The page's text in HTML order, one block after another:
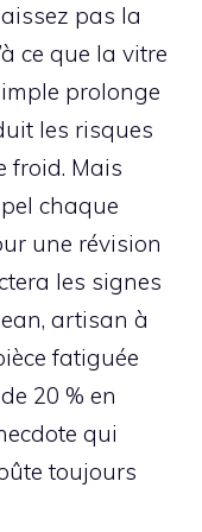
pas la
ce que la vitre
prolonge
les risques
froid. Mais
chaque
une révision
les signes
artisan à
fatiguée
20 % en
qui
toujours